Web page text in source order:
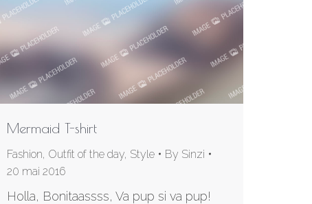
Mermaid T-shirt
Fashion, Outfit of the day, Style By Sinzi
20 mai 2016
Holla, Bonitaassss, Va pup si va pup!